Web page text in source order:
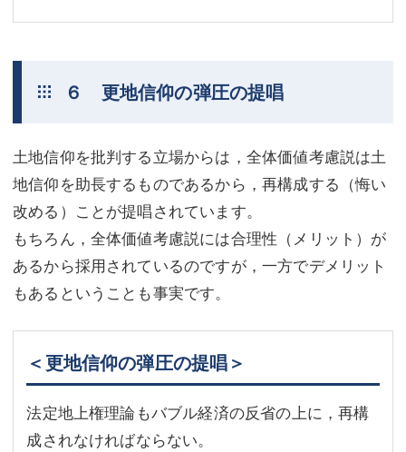
６ 更地信仰の弾圧の提唱
土地信仰を批判する立場からは，全体価値考慮説は土
地信仰を助長するものであるから，再構成する（悔い
改める）ことが提唱されています。
もちろん，全体価値考慮説には合理性（メリット）が
あるから採用されているのですが，一方でデメリット
もあるということも事実です。
＜更地信仰の弾圧の提唱＞
法定地上権理論もバブル経済の反省の上に，再構
成されなければならない。